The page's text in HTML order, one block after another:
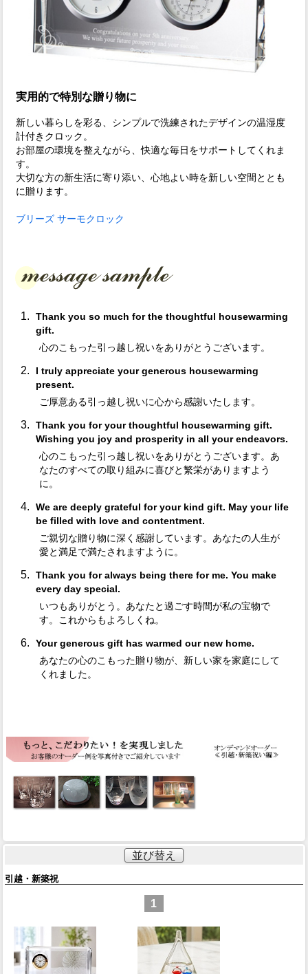
実用的で特別な贈り物に
新しい暮らしを彩る、シンプルで洗練されたデザインの温湿度
計付きクロック。
お部屋の環境を整えながら、快適な毎日をサポートしてくれま
す。
大切な方の新生活に寄り添い、心地よい時を新しい空間ととも
に贈ります。
ブリーズ サーモクロック
Thank you so much for the thoughtful housewarming
gift.
心のこもった引っ越し祝いをありがとうございます。
I truly appreciate your generous housewarming
present.
ご厚意ある引っ越し祝いに心から感謝いたします。
Thank you for your thoughtful housewarming gift.
Wishing you joy and prosperity in all your endeavors.
心のこもった引っ越し祝いをありがとうございます。あ
なたのすべての取り組みに喜びと繁栄がありますよう
に。
We are deeply grateful for your kind gift. May your life
be filled with love and contentment.
ご親切な贈り物に深く感謝しています。あなたの人生が
愛と満足で満たされますように。
Thank you for always being there for me. You make
every day special.
いつもありがとう。あなたと過ごす時間が私の宝物で
す。これからもよろしくね。
Your generous gift has warmed our new home.
あなたの心のこもった贈り物が、新しい家を家庭にして
くれました。
並び替え
引越・新築祝
1